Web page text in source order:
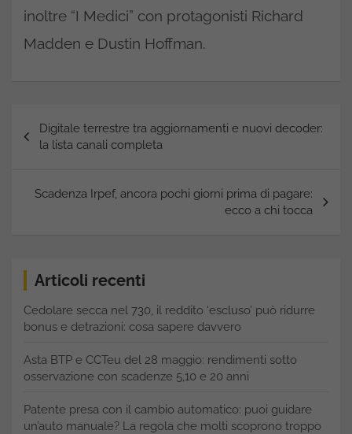
inoltre “I Medici” con protagonisti Richard
Madden e Dustin Hoffman.
articoli
Digitale terrestre tra aggiornamenti e nuovi decoder:
la lista canali completa
Scadenza Irpef, ancora pochi giorni prima di pagare:
ecco a chi tocca
Articoli recenti
Cedolare secca nel 730, il reddito ‘escluso’ può ridurre
bonus e detrazioni: cosa sapere davvero
Asta BTP e CCTeu del 28 maggio: rendimenti sotto
osservazione con scadenze 5,10 e 20 anni
Patente presa con il cambio automatico: puoi guidare
un’auto manuale? La regola che molti scoprono troppo